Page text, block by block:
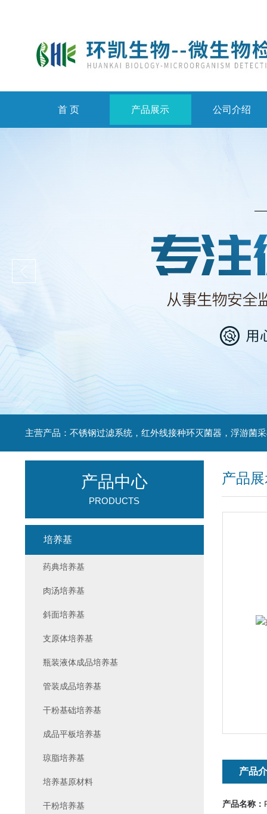
首 页 产品展示 公司介绍
产品
产品
产品名称：
产品中心
PRODUCTS
培养基
药典培养基
肉汤培养基
斜面培养基
支原体培养基
瓶装液体成品培养基
管装成品培养基
干粉基础培养基
成品平板培养基
琼脂培养基
培养基原材料
干粉培养基